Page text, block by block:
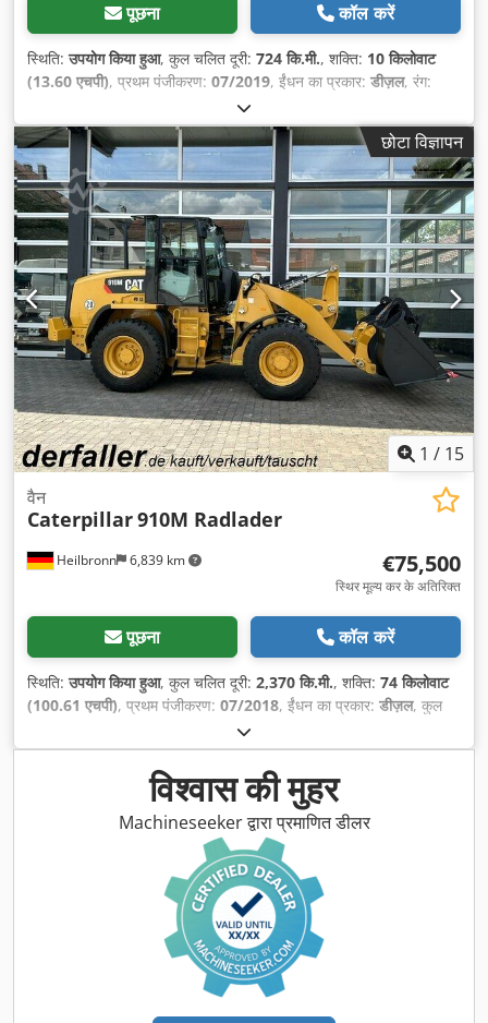
पूछना कॉल करें
स्थिति:उपयोग किया हुआ, कुल चलित दूरी: 724 कि.मी., शक्ति: 10 किलोवाट
(13.60 एचपी), प्रथम पंजीकरण: 07/2019, ईंधन का प्रकार: डीज़ल, रंग:
, सस्पेंशन:अन्य
छोटा विज्ञापन
1 / 15
Heilbronn 6,839 km
वैन
Caterpillar910M Radlader
€75,500
स्थिर मूल्य कर के अतिरिक्त
पूछना कॉल करें
स्थिति:उपयोग किया हुआ, कुल चलित दूरी: 2,370 कि.मी., शक्ति: 74 किलोवाट
(100.61 एचपी), प्रथम पंजीकरण: 07/2018, ईंधन का प्रकार: डीज़ल, कुल
, गियरिंग प्रकार:
संचालन के घंटे:2,370 h,
विश्वास की मुहर
Machineseeker द्वारा प्रमाणित डीलर